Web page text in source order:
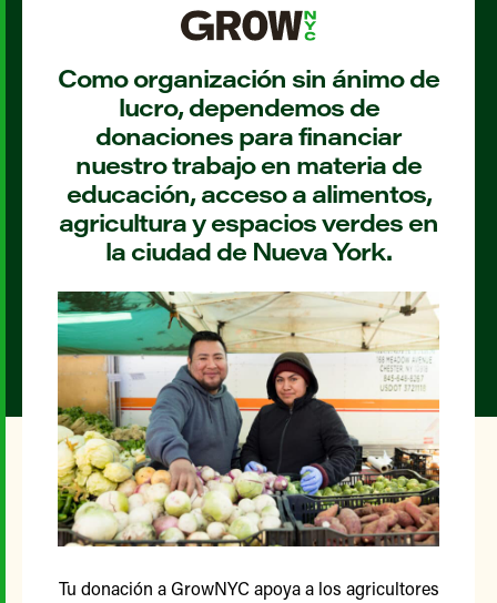
Como organización sin ánimo de
lucro, dependemos de
donaciones para financiar
nuestro trabajo en materia de
educación, acceso a alimentos,
agricultura y espacios verdes en
la ciudad de Nueva York.
Tu donación a GrowNYC apoya a los agricultores